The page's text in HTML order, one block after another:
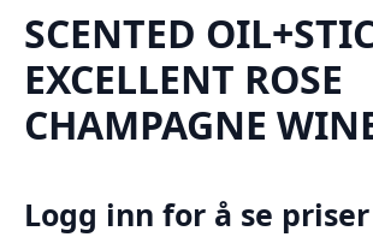
SCENTED
EXCELLENT ROSE
CHAMPAGNE
Logg inn for å se priser